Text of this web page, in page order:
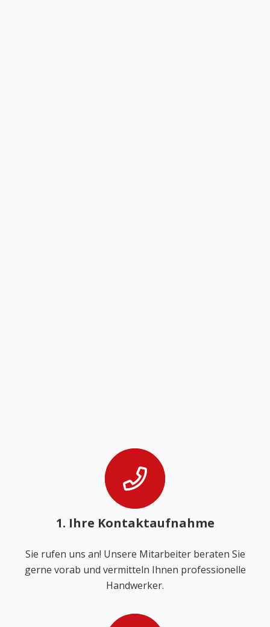
1. Ihre Kontaktaufnahme
Sie rufen uns an! Unsere Mitarbeiter beraten Sie
gerne vorab und vermitteln Ihnen professionelle
Handwerker.